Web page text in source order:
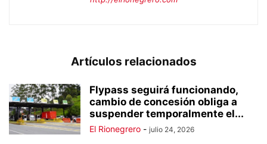
Artículos relacionados
Flypass seguirá funcionando,
cambio de concesión obliga a
suspender temporalmente el...
El Rionegrero - julio 24, 2026